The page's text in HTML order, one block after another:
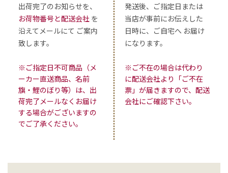
出荷完了のお知らせを、
お荷物番号と配送会社 を
沿えてメールにて ご案内
致します。
※ご指定日不可商品（メ
ーカー直送商品、名前
旗・鯉のぼり等）は、出
荷完了メールなくお届け
する場合がございますの
でご了承ください。
発送後、ご指定日または
当店が事前にお伝えした
日時に、ご自宅へ お届け
になります。
※ご不在の場合は代わり
に配送会社より「ご不在
票」が届きますので、配送
会社にご確認下さい。